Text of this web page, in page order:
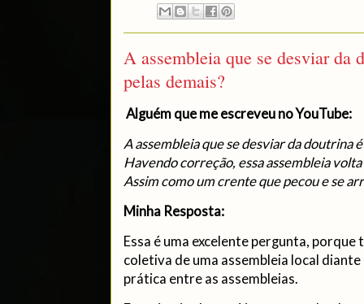
A assembleia que se desviar da
pelas demais?
Alguém que me escreveu no YouTube:
A assembleia que se desviar da doutrina
Havendo correção, essa assembleia
Assim como um crente que pecou e se
Minha Resposta:
Essa é uma excelente pergunta,
coletiva de uma assembleia local
prática entre as assembleias.